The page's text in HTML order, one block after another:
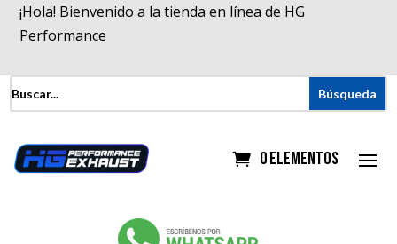
¡Hola! Bienvenido a la tienda en línea de HG
Performance
0 elementos